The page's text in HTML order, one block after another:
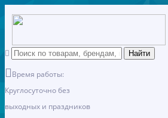
Время работы:
Круглосуточно без
выходных и праздников